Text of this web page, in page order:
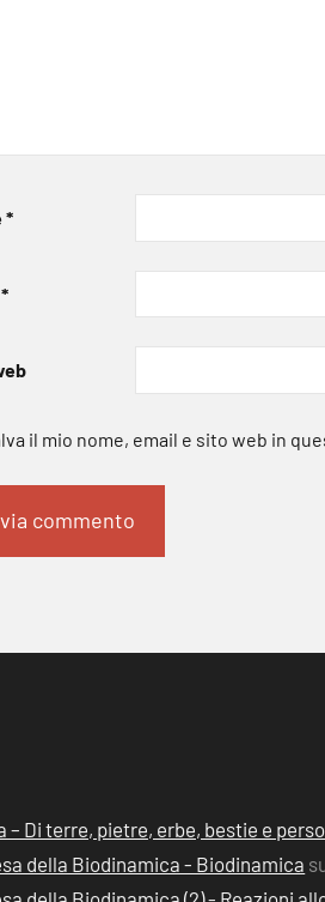
*
*
il mio nome, email e sito web in
Di terre, pietre, erbe, bestie e
della Biodinamica - Biodinamica